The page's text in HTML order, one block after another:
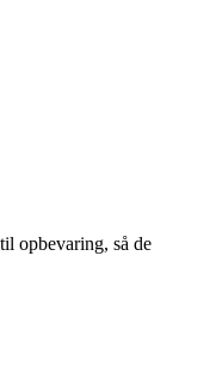
opbevaring, så de